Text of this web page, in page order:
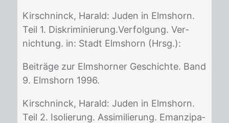
Kir­sch­ninck, Ha­rald: Ju­den in Elms­horn.
Teil 1. Dis­kri­mi­nie­rung.Ver­fol­gung. Ver­
nich­tung. in: Stadt Elms­horn (Hrsg.):
Bei­trä­ge zur Elms­hor­ner Ge­schich­te. Band
9. Elms­horn 1996.
Kir­sch­ninck, Ha­rald: Ju­den in Elms­horn.
Teil 2. Iso­lie­rung. As­si­mi­lie­rung. Eman­zi­pa­